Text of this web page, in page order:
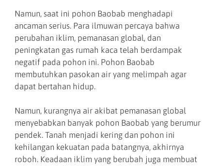
Namun, saat ini pohon Baobab menghadapi
ancaman serius. Para ilmuwan percaya bahwa
perubahan iklim, pemanasan global, dan
peningkatan gas rumah kaca telah berdampak
negatif pada pohon ini. Pohon Baobab
membutuhkan pasokan air yang melimpah agar
dapat bertahan hidup.
Namun, kurangnya air akibat pemanasan global
menyebabkan banyak pohon Baobab yang berumur
pendek. Tanah menjadi kering dan pohon ini
kehilangan kekuatan pada batangnya, akhirnya
roboh. Keadaan iklim yang berubah juga membuat